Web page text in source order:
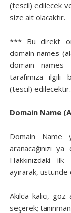
(tescil) edilecek
size ait olacaktır.
*** Bu direkt
domain names
domain names
tarafımıza ilgili
(tescil) edilecektir.
Domain Name
Domain Name
aranacağınızı
Hakkınızdaki
ayırarak,
Akılda kalıcı,
seçerek;